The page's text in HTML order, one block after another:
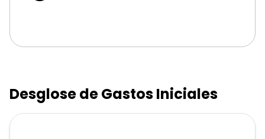
Desglose de Gastos Iniciales